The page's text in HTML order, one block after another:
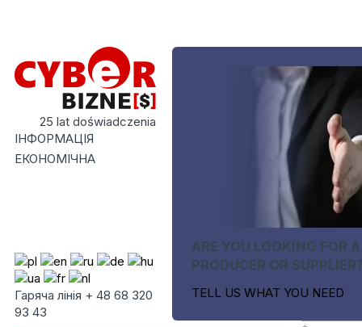
25 lat doświadczenia
ІНФОРМАЦІЯ
ЕКОНОМІЧНА
Гаряча лінія + 48 68 320
93 43
ARE YOU LOOKING FOR A
PRODUCER OR
TELL US WHAT YOU NEED